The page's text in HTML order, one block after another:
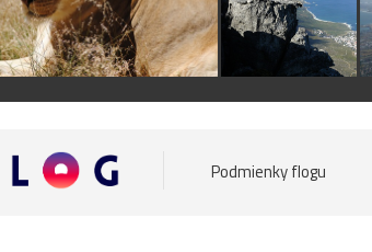
Podmienky flogu